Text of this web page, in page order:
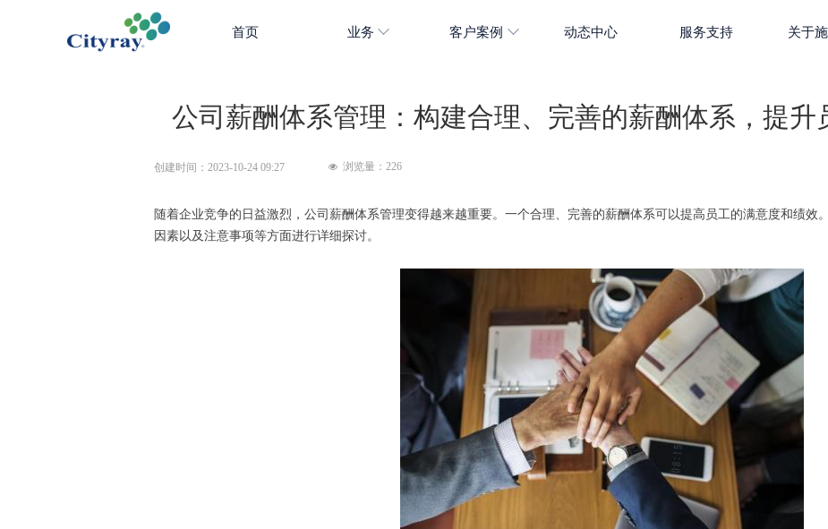
首页 业务 客户案例 动态中心 服务支持 关于
公司薪酬体系管理：构建合理、完善的薪酬体系，提升
随着企业竞争的日益激烈，公司薪酬体系管理变得越来越重要。一个合理、完善的薪酬体系可以提高员工的满意度和绩效
因素以及注意事项等方面进行详细探讨。
创建时间： 2023-10-24 09:27 넶 浏览量： 226